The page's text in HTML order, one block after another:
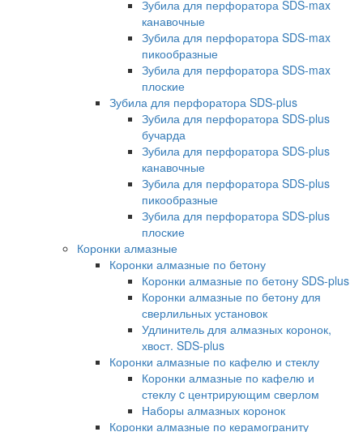
Зубила для перфоратора SDS-max
канавочные
Зубила для перфоратора SDS-max
пикообразные
Зубила для перфоратора SDS-max
плоские
Зубила для перфоратора SDS-plus
Зубила для перфоратора SDS-plus
бучарда
Зубила для перфоратора SDS-plus
канавочные
Зубила для перфоратора SDS-plus
пикообразные
Зубила для перфоратора SDS-plus
плоские
Коронки алмазные
Коронки алмазные по бетону
Коронки алмазные по бетону SDS-plus
Коронки алмазные по бетону для
сверлильных установок
Удлинитель для алмазных коронок,
хвост. SDS-plus
Коронки алмазные по кафелю и стеклу
Коронки алмазные по кафелю и
стеклу c центрирующим сверлом
Наборы алмазных коронок
Коронки алмазные по керамограниту